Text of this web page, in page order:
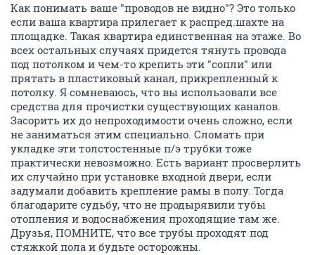
Как понимать ваше "проводов не видно"? Это только
если ваша квартира прилегает к распред.шахте на
площадке. Такая квартира единственная на этаже. Во
всех остальных случаях придется тянуть провода
под потолком и чем-то крепить эти "сопли" или
прятать в пластиковый канал, прикрепленный к
потолку. Я сомневаюсь, что вы использовали все
средства для прочистки существующих каналов.
Засорить их до непроходимости очень сложно, если
не заниматься этим специально. Сломать при
укладке эти толстостенные п/э трубки тоже
практически невозможно. Есть вариант просверлить
их случайно при установке входной двери, если
задумали добавить крепление рамы в полу. Тогда
благодарите судьбу, что не продырявили тубы
отопления и водоснабжения проходящие там же.
Друзья, ПОМНИТЕ, что все трубы проходят под
стяжкой пола и будьте осторожны.